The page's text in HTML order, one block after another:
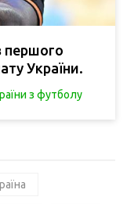
першого
України.
з футболу